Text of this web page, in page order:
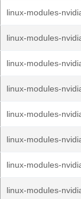
linux-modules-
linux-modules-
linux-modules-
linux-modules-
linux-modules-
linux-modules-
linux-modules-
linux-modules-